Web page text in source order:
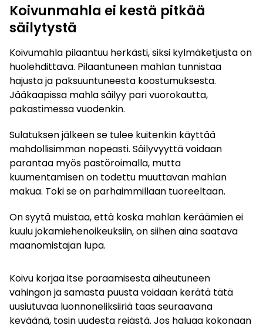
Koivunmahla ei kestä pitkää
säilytystä
Koivumahla pilaantuu herkästi, siksi kylmäketjusta on
huolehdittava. Pilaantuneen mahlan tunnistaa
hajusta ja paksuuntuneesta koostumuksesta.
Jääkaapissa mahla säilyy pari vuorokautta,
pakastimessa vuodenkin.
Sulatuksen jälkeen se tulee kuitenkin käyttää
mahdollisimman nopeasti. Säilyvyyttä voidaan
parantaa myös pastöroimalla, mutta
kuumentamisen on todettu muuttavan mahlan
makua. Toki se on parhaimmillaan tuoreeltaan.
On syytä muistaa, että koska mahlan keräämien ei
kuulu jokamiehenoikeuksiin, on siihen aina saatava
maanomistajan lupa.
Koivu korjaa itse poraamisesta aiheutuneen
vahingon ja samasta puusta voidaan kerätä tätä
uusiutuvaa luonnoneliksiiriä taas seuraavana
keväänä, tosin uudesta reiästä. Jos haluaa kokonaan